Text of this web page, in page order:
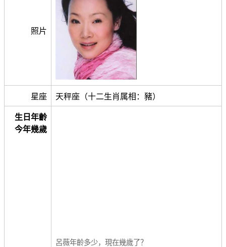
照片
星座 天秤座（十二生肖属相：豬）
生日年齡
今年幾歲
呂薇年齡多少，現在幾歲了？